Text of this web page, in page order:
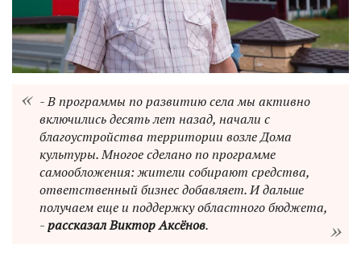
- В программы по развитию села мы активно
включились десять лет назад, начали с
благоустройства территории возле Дома
культуры. Многое сделано по программе
самообложения: жители собирают средства,
ответственный бизнес добавляет. И дальше
получаем еще и поддержку областного бюджета,
-рассказал Виктор Аксёнов.